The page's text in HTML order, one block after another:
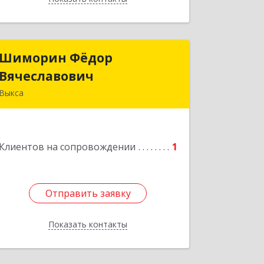
Шиморин Фёдор
Вячеславович
Выкса
Клиентов на сопровождении 1
Отправить заявку
Показать контакты
Шиморин Фёдор
Вячеславович
Отправить заявку
Назад